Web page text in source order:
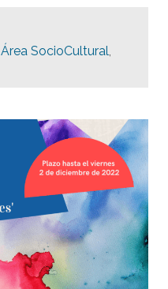
Área SocioCultural,